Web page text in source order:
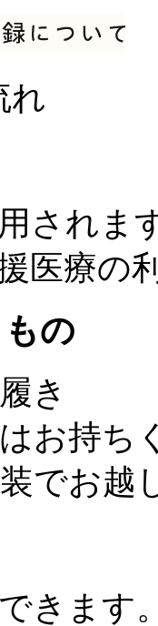
されま
医療の
の
き
お持ち
でお越
きます